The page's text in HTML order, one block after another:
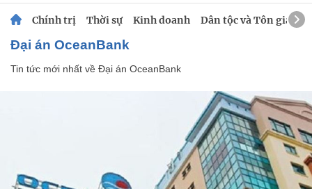
Chính trị Thời sự Kinh doanh Dân tộc và Tôn giáo
Đại án OceanBank
Tin tức mới nhất về Đại án OceanBank